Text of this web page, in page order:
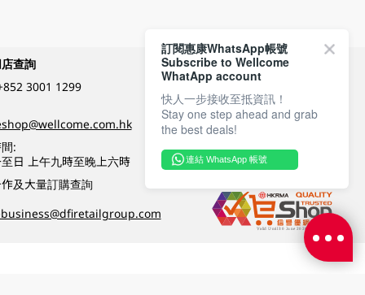
查詢
3001 1299
:
日 上午九時至晚上六時
及大量訂購查詢
付款方式
關注我們
訂閱惠康WhatsApp帳號
Subscribe to Wellcome
WhatApp account
快人一步接收至抵資訊！
Stay one step ahead and grab
the best deals!
連結 WhatsApp 帳號